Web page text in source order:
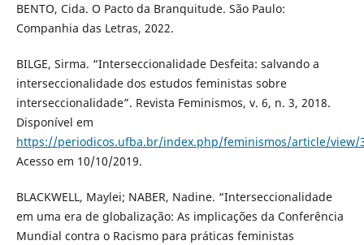
BENTO, Cida. O Pacto da Branquitude. São Paulo:
Companhia das Letras, 2022.
BILGE, Sirma. “Interseccionalidade Desfeita: salvando a
interseccionalidade dos estudos feministas sobre
interseccionalidade”. Revista Feminismos, v. 6, n. 3, 2018.
Disponível em
https://periodicos.ufba.br/index.php/feminismos/article/view/
Acesso em 10/10/2019.
BLACKWELL, Maylei; NABER, Nadine. “Interseccionalidade
em uma era de globalização: As implicações da Conferência
Mundial contra o Racismo para práticas feministas